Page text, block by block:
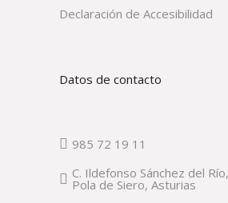
Declaración de Accesibilidad
Datos de contacto
985 72 19 11
C. Ildefonso Sánchez del
Pola de Siero, Asturias